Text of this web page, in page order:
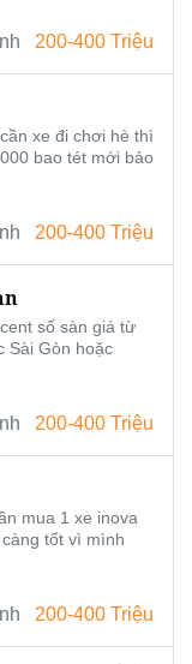
200-400 Triệu
xe đi chơi hè thì
bao tét mới bảo
200-400 Triệu
số sàn giá từ
Sài Gòn hoặc
200-400 Triệu
mua 1 xe inova
tốt vì mình
200-400 Triệu